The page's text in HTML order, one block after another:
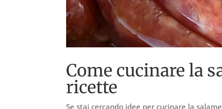
Come cucinare la
ricette
Se stai cercando idee per cucinare la